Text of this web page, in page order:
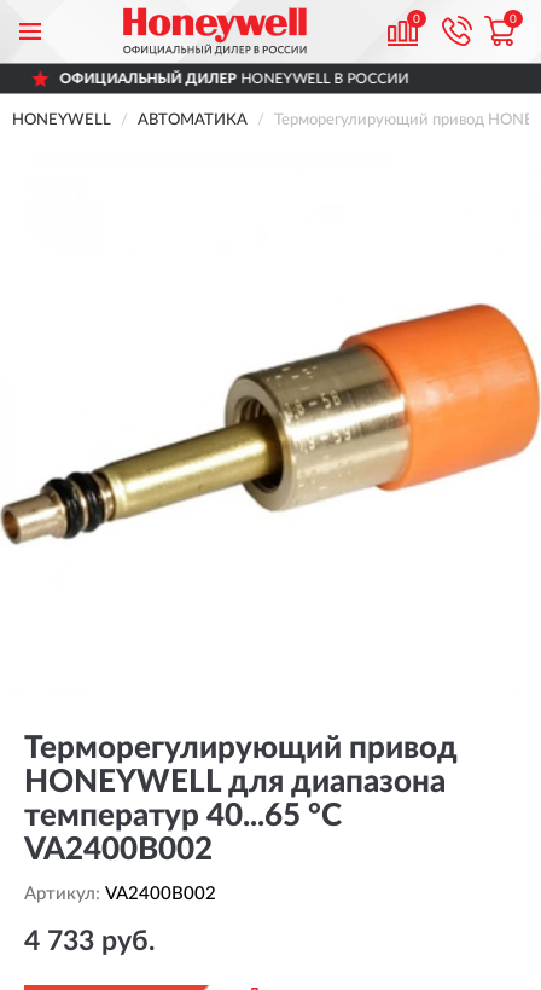
0 0
ДИЛЕРHONEYWELL В РОССИИ
HONEYWELL АВТОМАТИКА Терморегулирующий привод
Терморегулирующий привод
HONEYWELL для диапазона
температур 40...65 °C
VA2400B002
Артикул: VA2400B002
4 733 руб.